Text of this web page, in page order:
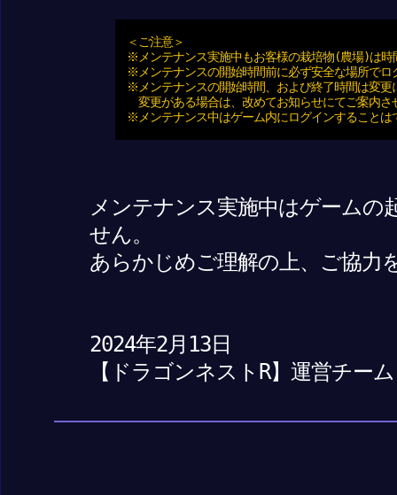
＜ご注意＞
※メンテナンス実施中もお客様の栽培物(農場)は時
※メンテナンスの開始時間前に必ず安全な場所でロ
※メンテナンスの開始時間、および終了時間は変更
変更がある場合は、改めてお知らせにてご案内さ
※メンテナンス中はゲーム内にログインすることは
メンテナンス実施中はゲームの
せん。
あらかじめご理解の上、ご協力
2024年2月13日
【ドラゴンネストR】運営チーム